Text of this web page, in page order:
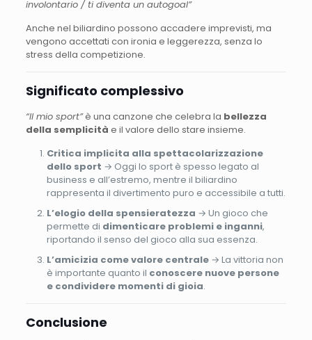
involontario / ti diventa un autogoal”
Anche nel biliardino possono accadere imprevisti, ma
vengono accettati con ironia e leggerezza, senza lo
stress della competizione.
Significato complessivo
“Il mio sport”è una canzone che celebra la bellezza
della semplicità e il valore dello stare insieme.
Critica implicita alla spettacolarizzazione
dello sport → Oggi lo sport è spesso legato al
business e all’estremo, mentre il biliardino
rappresenta il divertimento puro e accessibile a tutti.
L’elogio della spensieratezza → Un gioco che
permette di dimenticare problemi e inganni,
riportando il senso del gioco alla sua essenza.
L’amicizia come valore centrale→ La vittoria non
è importante quanto il conoscere nuove persone
e condividere momenti di gioia.
Conclusione